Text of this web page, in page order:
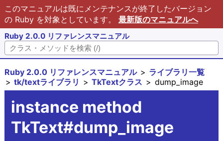
このマニュアルは既にメンテナンスが終了したバージョン
の Ruby を対象としています。 最新版のマニュアルへ
Ruby 2.0.0 リファレンスマニュアル
Ruby 2.0.0 リファレンスマニュアル
ライブラリ一覧
tk/textライブラリ
TkTextクラス dump_image
instance method
TkText#dump_image